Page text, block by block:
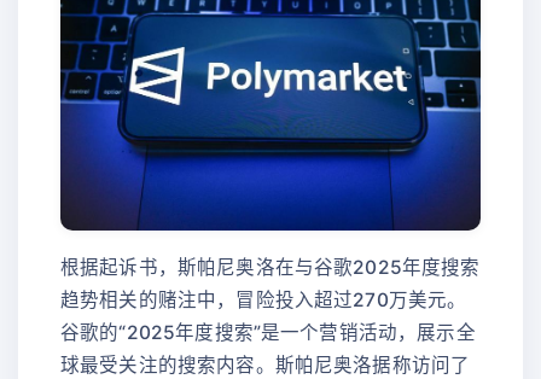
根据起诉书，斯帕尼奥洛在与谷歌2025年度搜索
趋势相关的赌注中，冒险投入超过270万美元。
谷歌的“2025年度搜索”是一个营销活动，展示全
球最受关注的搜索内容。斯帕尼奥洛据称访问了